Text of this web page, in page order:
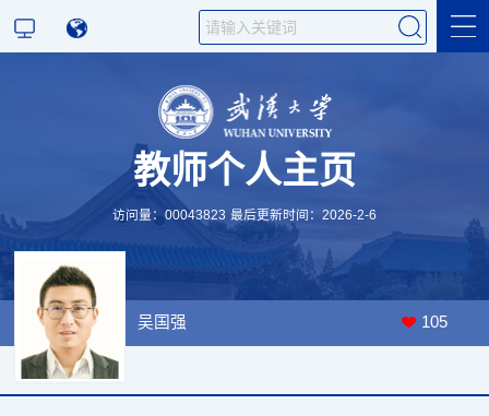
科学研究
教师个人主页
访问量： 00043823 最后更新时间： 2026-2-6
吴国强 105